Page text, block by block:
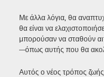
Με άλλα λόγια, θα
θα είναι να
μπορούσαν να σταθούν
—όπως αυτής που θα
Αυτός ο νέος τρόπος